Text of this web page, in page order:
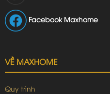
Facebook Maxhome
VỀ MAXHOME
Quy trình